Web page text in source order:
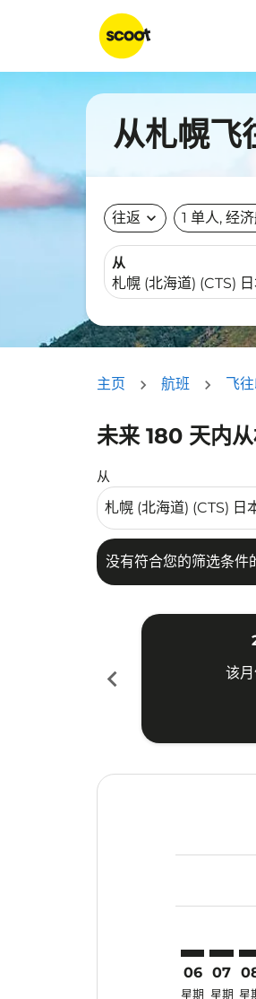
从札幌飞
往返 expand_more 1 单人, 经
从
主页 航班 飞
未来 180 天内
从
没有符合您的筛选条件
没有符合您的筛选条件
chevron_left
该
06
星期
07
星期 星